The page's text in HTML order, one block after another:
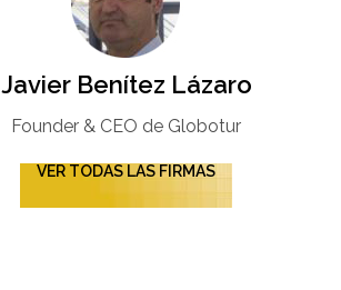
Javier Benítez Lázaro
Founder & CEO de Globotur​
VER TODAS LAS FIRMAS